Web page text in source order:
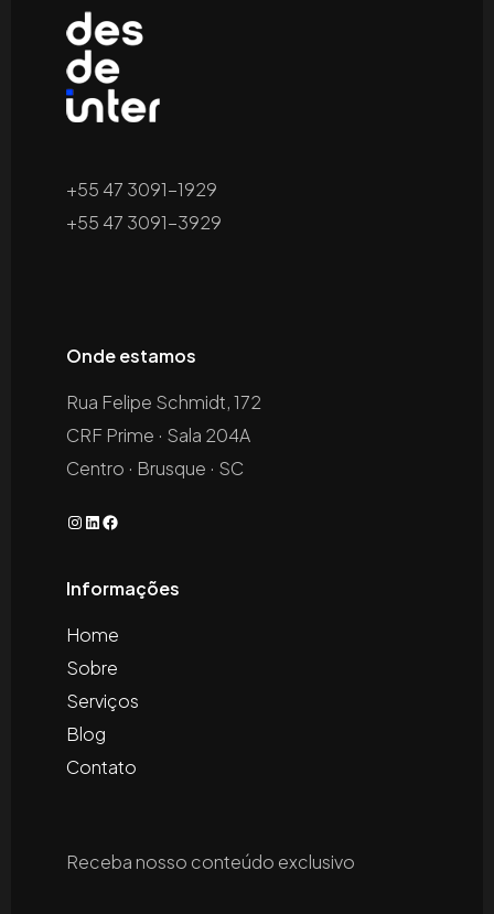
+55 47 3091-1929
+55 47 3091-3929
Onde estamos
Rua Felipe Schmidt, 172
CRF Prime · Sala 204A
Centro · Brusque · SC
Instagram
LinkedIn
Facebook
Informações
Home
Sobre
Serviços
Blog
Contato
Receba nosso conteúdo exclusivo